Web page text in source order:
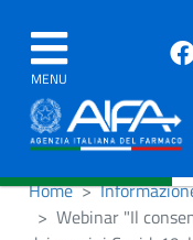
MENU
Home
Webinar "Il